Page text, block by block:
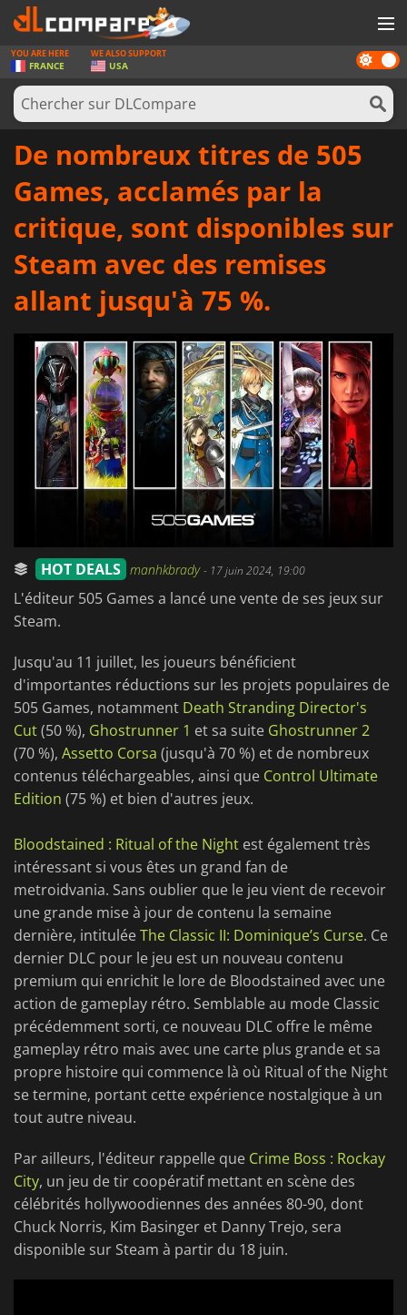
JEUX
CARTES PRÉPAYÉES
LOGICIELS
Dark
mode
YOU ARE HERE
FRANCE
WE ALSO SUPPORT
USA
De nombreux titres de 505
Games, acclamés par la
critique, sont disponibles sur
Steam avec des remises
allant jusqu'à 75 %.
HOT DEALS manhkbrady- 17 juin 2024, 19:00
L'éditeur 505 Games a lancé une vente de ses jeux sur
Steam.
Jusqu'au 11 juillet, les joueurs bénéficient
d'importantes réductions sur les projets populaires de
505 Games, notamment Death Stranding Director's
Cut(50 %), Ghostrunner 1 et sa suite Ghostrunner 2
(70 %), Assetto Corsa (jusqu'à 70 %) et de nombreux
contenus téléchargeables, ainsi que Control Ultimate
Edition (75 %) et bien d'autres jeux.
Bloodstained : Ritual of the Night est également très
intéressant si vous êtes un grand fan de
metroidvania. Sans oublier que le jeu vient de recevoir
une grande mise à jour de contenu la semaine
dernière, intituléeThe Classic II: Dominique’s Curse. Ce
dernier DLC pour le jeu est un nouveau contenu
premium qui enrichit le lore de Bloodstained avec une
action de gameplay rétro. Semblable au mode Classic
précédemment sorti, ce nouveau DLC offre le même
gameplay rétro mais avec une carte plus grande et sa
propre histoire qui commence là où Ritual of the Night
se termine, portant cette expérience nostalgique à un
tout autre niveau.
Par ailleurs, l'éditeur rappelle que Crime Boss : Rockay
City, un jeu de tir coopératif mettant en scène des
célébrités hollywoodiennes des années 80-90, dont
Chuck Norris, Kim Basinger et Danny Trejo, sera
disponible sur Steam à partir du 18 juin.